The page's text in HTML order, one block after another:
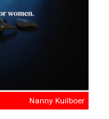
Nanny Kuilboer